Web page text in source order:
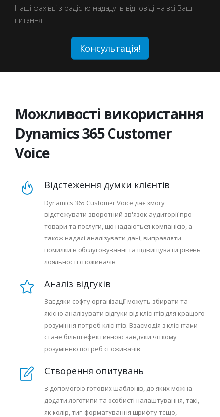
Наші фахівці з радістю нададуть відповіді на всі Ваші
питання
Консультація!
Можливості використання
Dynamics 365 Customer
Voice
Відстеження думки клієнтів
Dynamics 365 Customer Voice дає змогу
відстежувати зворотний зв'язок аудиторії про
товари та послуги, що надаються компанією, а
також надалі аналізувати дані, виправляти
помилки в обслуговуванні та підвищувати рівень
лояльності споживачів
Аналіз відгуків
Завдяки софту організації можуть збирати та
якісно аналізувати відгуки від клієнтів для кращого
розуміння потреб клієнтів. Взаємодія з клієнтами
стане більш ефективною завдяки чіткому
розумінню потреб споживачів
Створення опитувань
З допомогою готових шаблонів, до яких можна
додати логотипи та особисті налаштування, такі,
як колір, тип форматування шрифту тощо,